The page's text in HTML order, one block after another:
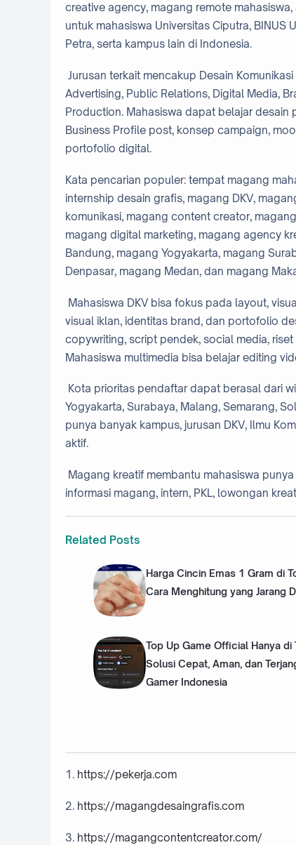
creative agency, magang remote
untuk mahasiswa Universitas Ciputra, BINUS
Petra, serta kampus lain di Indonesia.
Jurusan terkait mencakup Desain
Advertising, Public Relations, Digital Media,
Production. Mahasiswa dapat belajar desain
Business Profile post, konsep campaign,
portofolio digital.
Kata pencarian populer: tempat magang
internship desain grafis, magang DKV,
komunikasi, magang content creator,
magang digital marketing, magang agency
Bandung, magang Yogyakarta, magang
Denpasar, magang Medan, dan magang
Mahasiswa DKV bisa fokus pada layout,
visual iklan, identitas brand, dan portofolio
copywriting, script pendek, social media,
Mahasiswa multimedia bisa belajar editing
Kota prioritas pendaftar dapat berasal dari
Yogyakarta, Surabaya, Malang, Semarang,
punya banyak kampus, jurusan DKV, Ilmu
aktif.
Magang kreatif membantu mahasiswa
informasi magang, intern, PKL, lowongan
Related Posts
Harga Cincin Emas 1 Gram di
Cara Menghitung yang Jarang
Top Up Game Official Hanya di
Solusi Cepat, Aman, dan
Gamer Indonesia
1. https://pekerja.com
2. https://magangdesaingrafis.com
3. https://magangcontentcreator.com/